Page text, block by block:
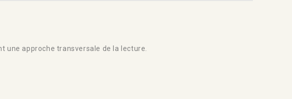
une approche transversale de la lecture.